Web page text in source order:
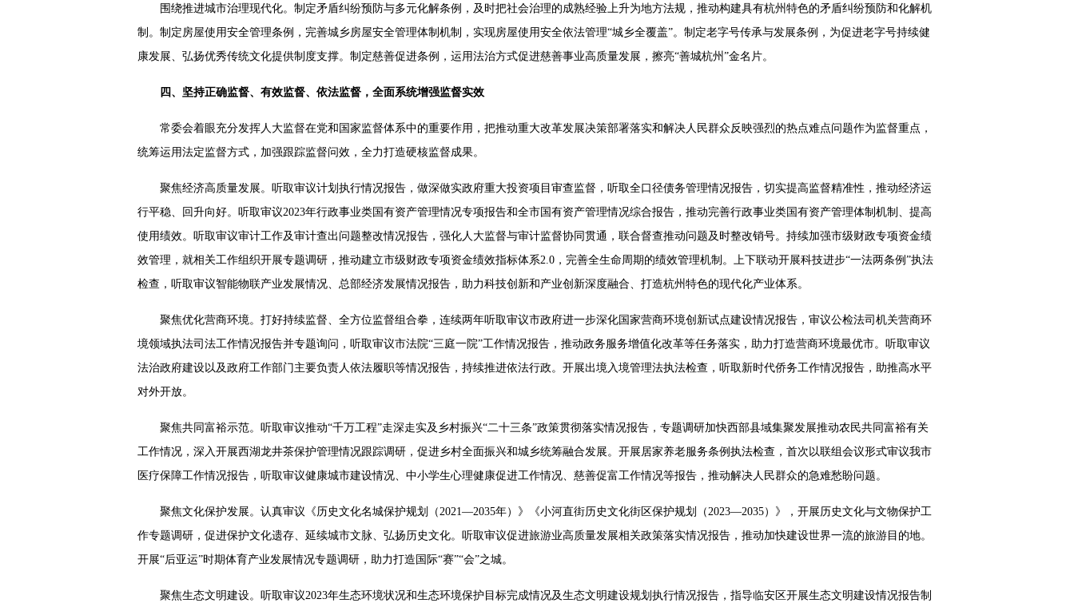
围绕推进城市治理现代化。制定矛盾纠纷预防与多元化解条例，及时把社会治理的成熟经验上升为地方法规，推动构建具有杭州特色的矛盾纠纷预防和化解机
制。制定房屋使用安全管理条例，完善城乡房屋安全管理体制机制，实现房屋使用安全依法管理“城乡全覆盖”。制定老字号传承与发展条例，为促进老字号持续健
康发展、弘扬优秀传统文化提供制度支撑。制定慈善促进条例，运用法治方式促进慈善事业高质量发展，擦亮“善城杭州”金名片。
四、坚持正确监督、有效监督、依法监督，全面系统增强监督实效
常委会着眼充分发挥人大监督在党和国家监督体系中的重要作用，把推动重大改革发展决策部署落实和解决人民群众反映强烈的热点难点问题作为监督重点，
统筹运用法定监督方式，加强跟踪监督问效，全力打造硬核监督成果。
聚焦经济高质量发展。听取审议计划执行情况报告，做深做实政府重大投资项目审查监督，听取全口径债务管理情况报告，切实提高监督精准性，推动经济运
行平稳、回升向好。听取审议2023年行政事业类国有资产管理情况专项报告和全市国有资产管理情况综合报告，推动完善行政事业类国有资产管理体制机制、提高
使用绩效。听取审议审计工作及审计查出问题整改情况报告，强化人大监督与审计监督协同贯通，联合督查推动问题及时整改销号。持续加强市级财政专项资金绩
效管理，就相关工作组织开展专题调研，推动建立市级财政专项资金绩效指标体系2.0，完善全生命周期的绩效管理机制。上下联动开展科技进步“一法两条例”执法
检查，听取审议智能物联产业发展情况、总部经济发展情况报告，助力科技创新和产业创新深度融合、打造杭州特色的现代化产业体系。
聚焦优化营商环境。打好持续监督、全方位监督组合拳，连续两年听取审议市政府进一步深化国家营商环境创新试点建设情况报告，审议公检法司机关营商环
境领域执法司法工作情况报告并专题询问，听取审议市法院“三庭一院”工作情况报告，推动政务服务增值化改革等任务落实，助力打造营商环境最优市。听取审议
法治政府建设以及政府工作部门主要负责人依法履职等情况报告，持续推进依法行政。开展出境入境管理法执法检查，听取新时代侨务工作情况报告，助推高水平
对外开放。
聚焦共同富裕示范。听取审议推动“千万工程”走深走实及乡村振兴“二十三条”政策贯彻落实情况报告，专题调研加快西部县域集聚发展推动农民共同富裕有关
工作情况，深入开展西湖龙井茶保护管理情况跟踪调研，促进乡村全面振兴和城乡统筹融合发展。开展居家养老服务条例执法检查，首次以联组会议形式审议我市
医疗保障工作情况报告，听取审议健康城市建设情况、中小学生心理健康促进工作情况、慈善促富工作情况等报告，推动解决人民群众的急难愁盼问题。
聚焦文化保护发展。认真审议《历史文化名城保护规划（2021—2035年）》《小河直街历史文化街区保护规划（2023—2035）》，开展历史文化与文物保护工
作专题调研，促进保护文化遗存、延续城市文脉、弘扬历史文化。听取审议促进旅游业高质量发展相关政策落实情况报告，推动加快建设世界一流的旅游目的地。
开展“后亚运”时期体育产业发展情况专题调研，助力打造国际“赛”“会”之城。
聚焦生态文明建设。听取审议2023年生态环境状况和生态环境保护目标完成情况及生态文明建设规划执行情况报告，指导临安区开展生态文明建设情况报告制